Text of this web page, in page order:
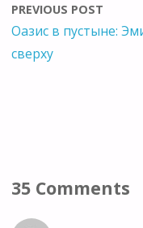
PREVIOUS POST
Оазис в пустыне:
сверху
35 Comments